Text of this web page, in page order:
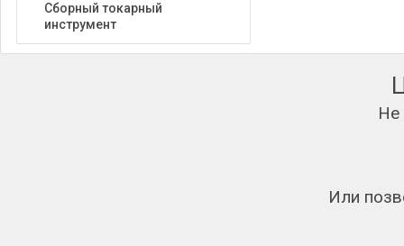
Сборный токарный
инструмент
Не
Или